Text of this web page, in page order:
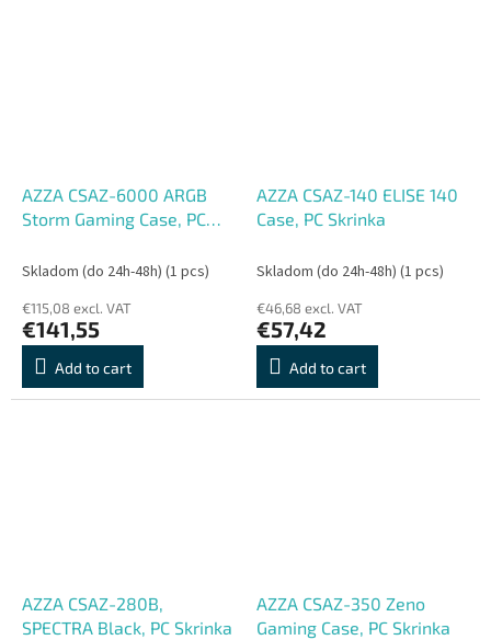
AZZA CSAZ-6000 ARGB
Storm Gaming Case, PC
Skladom (do 24h-48h) (1 pcs)
€115,08 excl. VAT
€141,55
Add to cart
AZZA CSAZ-140 ELISE 140
Case, PC Skrinka
Skladom (do 24h-48h) (1 pcs)
€46,68 excl. VAT
€57,42
Add to cart
AZZA CSAZ-280B,
SPECTRA Black, PC Skrinka
AZZA CSAZ-350 Zeno
Gaming Case, PC Skrinka